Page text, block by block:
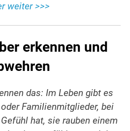
weiter >>>
erkennen und
das: Im Leben gibt es
Familienmitglieder, bei
hat, sie rauben einem